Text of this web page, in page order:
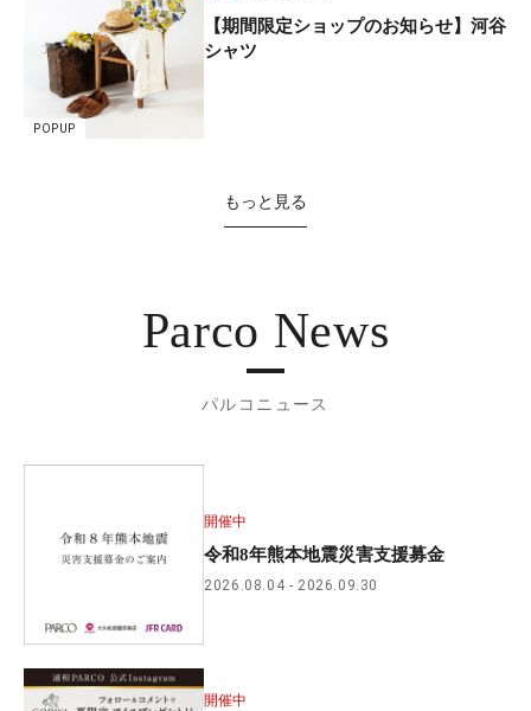
POPUP
【期間限定ショップのお知らせ】河谷
シャツ
もっと見る
Parco News
パルコニュース
開催中
令和8年熊本地震災害支援募金
2026.08.04 2026.09.30
開催中